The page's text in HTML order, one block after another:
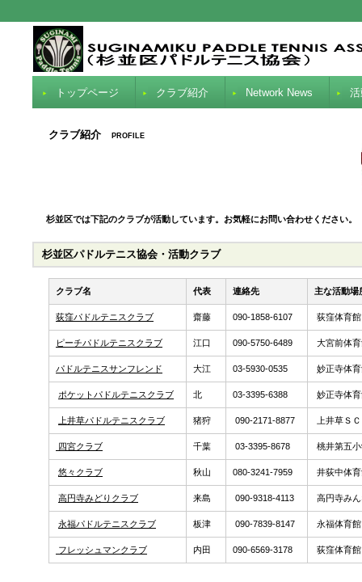
クラブ紹介 PROFILE
杉並区では下記のクラブが活動しています。お気軽にお問い合わせください。
杉並区パドルテニス協会・活動クラブ
クラブ名 代表 連絡先 主な活動
荻窪パドルテニスクラブ 齋藤 090-1858-6107 荻窪体育館
ピーチパドルテニスクラブ 江口 090-5750-6489 大宮前体
パドルテニスサンフレンド 大江 03-5930-0535 妙正寺体
ポケットパドルテニスクラブ 北 03-3395-6388 妙正寺体
上井草パドルテニスクラブ 猪狩 090-2171-8877 上井草ＳＣ
四宮クラブ 千葉 03-3395-8678 桃井第五
悠々クラブ 秋山 080-3241-7959 井荻中体
高円寺みどりクラブ 来島 090-9318-4113 高円寺み
永福パドルテニスクラブ 板津 090-7839-8147 永福体育館
フレッシュマンクラブ 内田 090-6569-3178 荻窪体育館
トップページ クラブ紹介 Network News